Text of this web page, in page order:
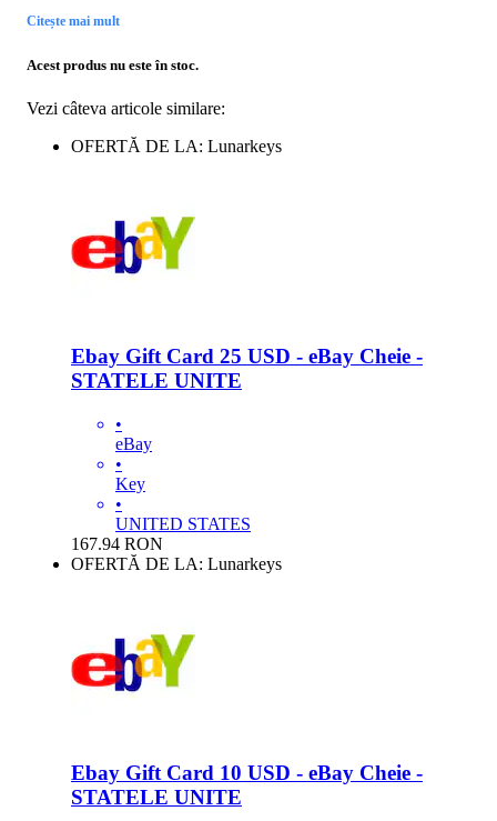
Citește mai mult
Acest produs nu este în stoc.
Vezi câteva articole similare:
OFERTĂ DE LA: Lunarkeys
Ebay Gift Card 25 USD - eBay Cheie -
STATELE UNITE
•
eBay
•
Key
•
UNITED STATES
167.94 RON
OFERTĂ DE LA: Lunarkeys
Ebay Gift Card 10 USD - eBay Cheie -
STATELE UNITE